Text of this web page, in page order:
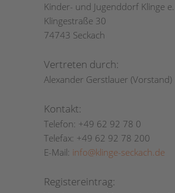
Kinder- und Jugenddorf Klinge e.
Klingestraße 30
74743 Seckach
Vertreten durch:
Alexander Gerstlauer (Vorstand)
Kontakt:
Telefon: +49 62 92 78 0
Telefax: +49 62 92 78 200
E-Mail: info@klinge-seckach.de
Registereintrag: